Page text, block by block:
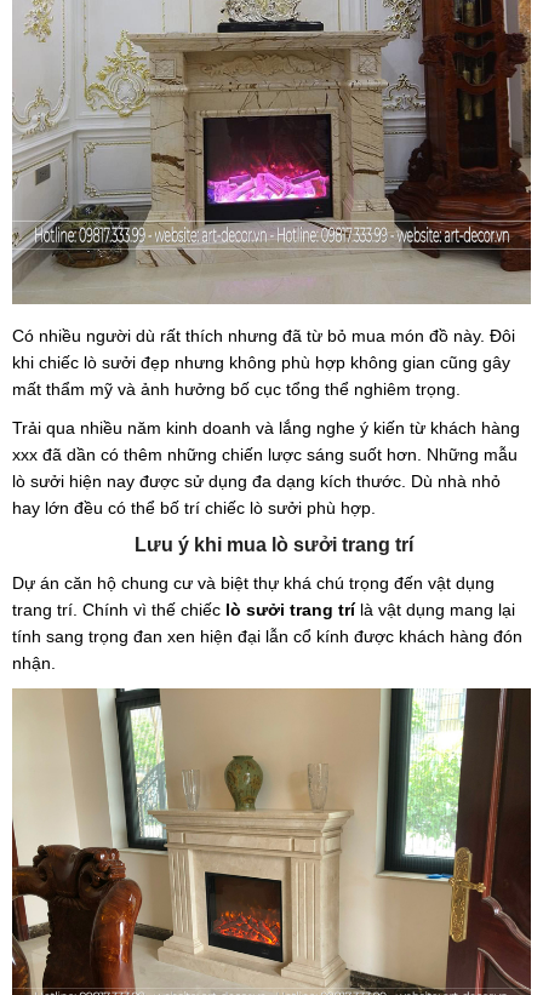
Có nhiều người dù rất thích nhưng đã từ bỏ mua món đồ này. Đôi
khi chiếc lò sưởi đẹp nhưng không phù hợp không gian cũng gây
mất thẩm mỹ và ảnh hưởng bố cục tổng thể nghiêm trọng.
Trải qua nhiều năm kinh doanh và lắng nghe ý kiến từ khách hàng
xxx đã dần có thêm những chiến lược sáng suốt hơn. Những mẫu
lò sưởi hiện nay được sử dụng đa dạng kích thước. Dù nhà nhỏ
hay lớn đều có thể bố trí chiếc lò sưởi phù hợp.
Lưu ý khi mua lò sưởi trang trí
Dự án căn hộ chung cư và biệt thự khá chú trọng đến vật dụng
trang trí. Chính vì thế chiếc lò sưởi trang trílà vật dụng mang lại
tính sang trọng đan xen hiện đại lẫn cổ kính được khách hàng đón
nhận.